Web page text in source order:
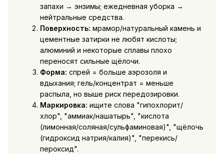
запахи → энзимы; ежедневная уборка →
нейтральные средства.
Поверхность: мрамор/натуральный камень и
цементные затирки не любят кислоты;
алюминий и некоторые сплавы плохо
переносят сильные щёлочи.
Форма: спрей = больше аэрозоля и
вдыхания; гель/концентрат = меньше
распыла, но выше риск передозировки.
Маркировка: ищите слова "гипохлорит/
хлор", "аммиак/нашатырь", "кислота
(лимонная/соляная/сульфаминовая)", "щёлочь
(гидроксид натрия/калия)", "перекись/
пероксид".